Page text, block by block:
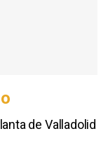
de Valladolid